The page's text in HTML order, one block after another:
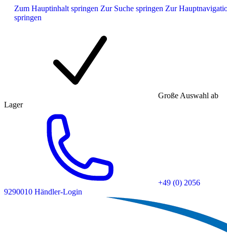
Zum Hauptinhalt springen Zur Suche springen Zur
springen
Große Auswahl ab
Lager
+49 (0) 2056
9290010 Händler-Login